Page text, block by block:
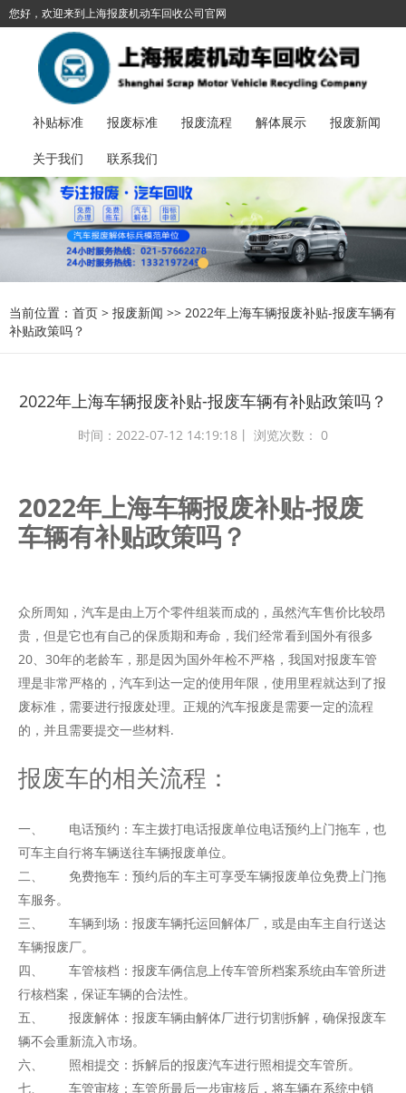
您好，欢迎来到上海报废机动车回收公司官网
报废汽车服务热线：
021-57662278
补贴标准 报废标准 报废流程 解体展示 报废新闻
关于我们 联系我们
当前位置： 首页 > 报废新闻 >> 2022年上海车辆报废补贴-报废车辆有
补贴政策吗？
2022年上海车辆报废补贴-报废车辆有补贴政策吗？​
时间：2022-07-12 14:19:18丨 浏览次数： 0
2022年上海车辆报废补贴-报废
车辆有补贴政策吗？
众所周知，汽车是由上万个零件组装而成的，虽然汽车售价比较昂
贵，但是它也有自己的保质期和寿命，我们经常看到国外有很多
20、30年的老龄车，那是因为国外年检不严格，我国对报废车管
理是非常严格的，汽车到达一定的使用年限，使用里程就达到了报
废标准，需要进行报废处理。正规的汽车报废是需要一定的流程
的，并且需要提交一些材料.
报废车的相关流程：
一、 电话预约：车主拨打电话报废单位电话预约上门拖车，也
可车主自行将车辆送往车辆报废单位。
二、 免费拖车：预约后的车主可享受车辆报废单位免费上门拖
车服务。
三、 车辆到场：报废车辆托运回解体厂，或是由车主自行送达
车辆报废厂。
四、 车管核档：报废车俩信息上传车管所档案系统由车管所进
行核档案，保证车辆的合法性。
五、 报废解体：报废车辆由解体厂进行切割拆解，确保报废车
辆不会重新流入市场。
六、 照相提交：拆解后的报废汽车进行照相提交车管所。
七、 车管审核：车管所最后一步审核后，将车辆在系统中销